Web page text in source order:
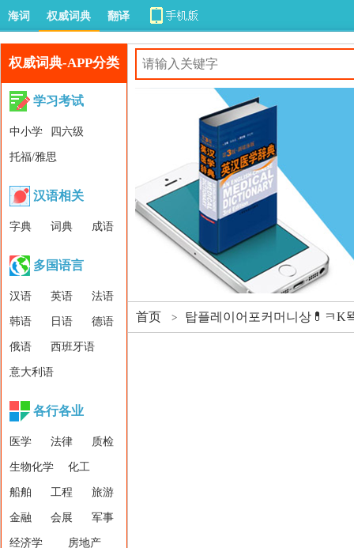
海词 权威词典 翻译
权威词典-APP分类
学习考试
中小学 四六级
托福/雅思
汉语相关
字典 词典 成语
多国语言
汉语 英语 法语
韩语 日语 德语
俄语 西班牙语
意大利语
各行各业
医学 法律 质检
生物化学 化工
船舶 工程 旅游
金融 会展 军事
经济学 房地产
首页 > 탑플레이어포커머니상💊ㅋK